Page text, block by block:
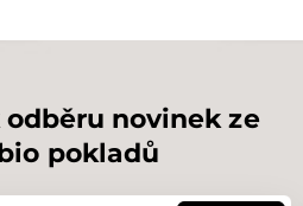
novinek ze
pokladů